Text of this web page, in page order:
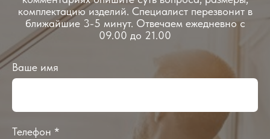
комплектацию изделий. Специалист перезвонит в
ближайшие 3-5 минут. Отвечаем ежедневно с
09.00 до 21.00
Ваше имя
Телефон *